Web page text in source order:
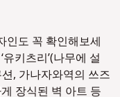
인도 꼭 확인해보세
키츠리’(나무에 설
, 가나자와역의 쓰즈
장식된 벽 아트 등